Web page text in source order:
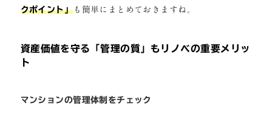
クポイント」 も簡単にまとめておきますね。
資産価値を守る「管理の質」もリノベの重要メリッ
ト
マンションの管理体制をチェック